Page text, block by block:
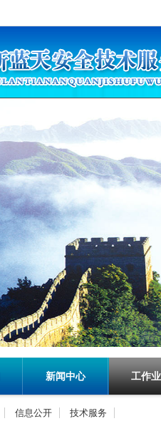
新闻中心 工作
信息公开 技术服务